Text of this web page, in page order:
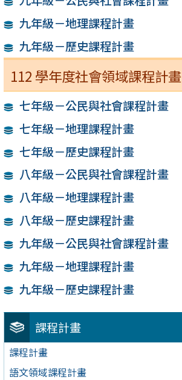
課程計畫
課程計畫
語文領域課程計畫
九年級－地理課程計畫
九年級－歷史課程計畫
112 學年度社會領域課程計畫
七年級－公民與社會課程計畫
七年級－地理課程計畫
七年級－歷史課程計畫
八年級－公民與社會課程計畫
八年級－地理課程計畫
八年級－歷史課程計畫
九年級－公民與社會課程計畫
九年級－地理課程計畫
九年級－歷史課程計畫